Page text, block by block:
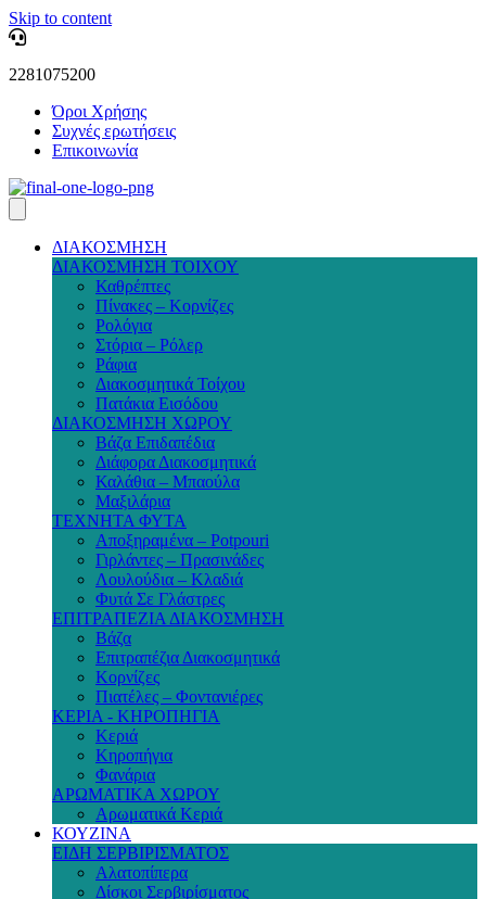
Skip to content
2281075200
Όροι Χρήσης
Συχνές ερωτήσεις
Επικοινωνία
ΔΙΑΚΟΣΜΗΣΗ
ΔΙΑΚΟΣΜΗΣΗ ΤΟΙΧΟΥ
Καθρέπτες
Πίνακες – Κορνίζες
Ρολόγια
Στόρια – Ρόλερ
Ράφια
Διακοσμητικά Τοίχου
Πατάκια Εισόδου
ΔΙΑΚΟΣΜΗΣΗ ΧΩΡΟΥ
Βάζα Επιδαπέδια
Διάφορα Διακοσμητικά
Καλάθια – Μπαούλα
Μαξιλάρια
ΤΕΧΝΗΤΑ ΦΥΤΑ
Αποξηραμένα – Potpouri
Γιρλάντες – Πρασινάδες
Λουλούδια – Κλαδιά
Φυτά Σε Γλάστρες
ΕΠΙΤΡΑΠΕΖΙΑ ΔΙΑΚΟΣΜΗΣΗ
Βάζα
Επιτραπέζια Διακοσμητικά
Κορνίζες
Πιατέλες – Φοντανιέρες
ΚΕΡΙΑ - ΚΗΡΟΠΗΓΙΑ
Κεριά
Κηροπήγια
Φανάρια
ΑΡΩΜΑΤΙΚΑ ΧΩΡΟΥ
Αρωματικά Κεριά
ΚΟΥΖΙΝΑ
ΕΙΔΗ ΣΕΡΒΙΡΙΣΜΑΤΟΣ
Αλατοπίπερα
Δίσκοι Σερβιρίσματος